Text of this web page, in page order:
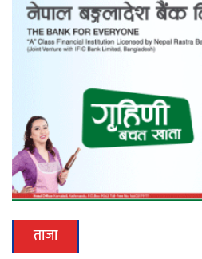
ताजा